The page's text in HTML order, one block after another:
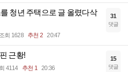
청년 주택으로 글 올렸다삭
조회 1628 추천 2 20:47
31
댓글
근황!
4114 추천 1 20:36
15
댓글